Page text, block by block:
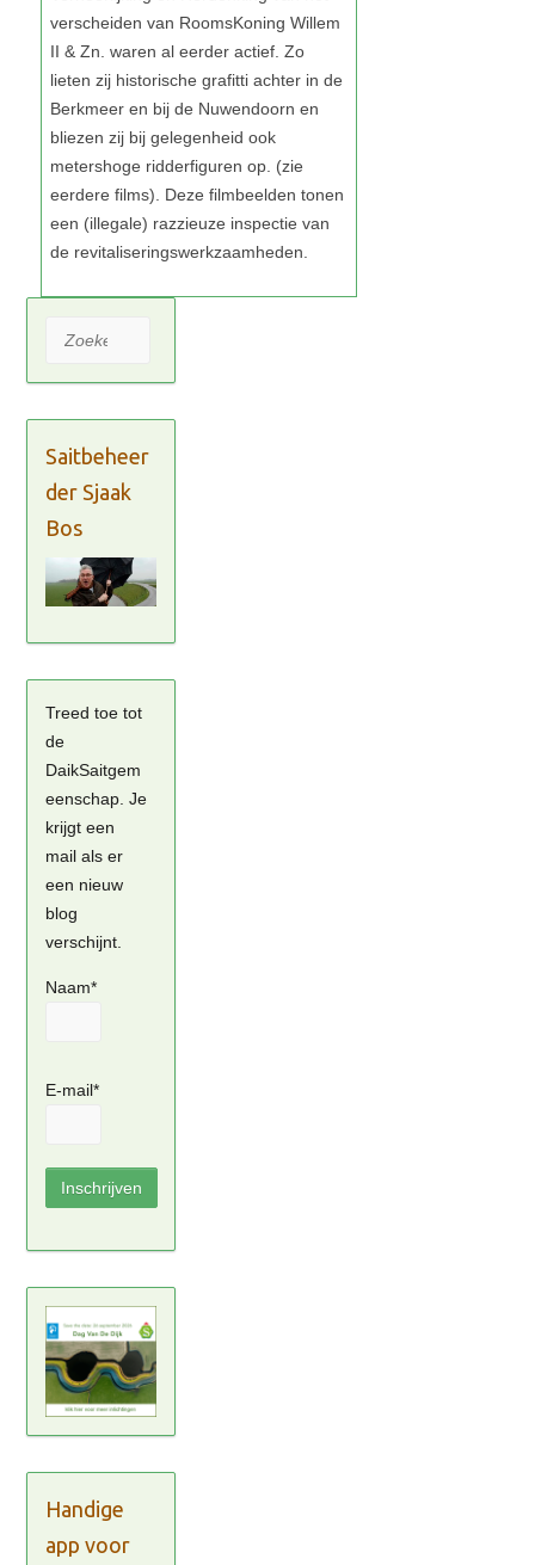
Zoeken
Saitbeheer
der Sjaak
Bos
Treed toe tot
de
DaikSaitgem
eenschap. Je
krijgt een
mail als er
een nieuw
blog
verschijnt.
Naam*
E-mail*
Handige
app voor